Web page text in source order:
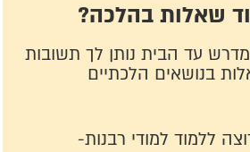
שאלות בהלכה?
עד הבית נותן לך תשובות
בנושאים הלכתיים
ללמוד למודי רבנות-